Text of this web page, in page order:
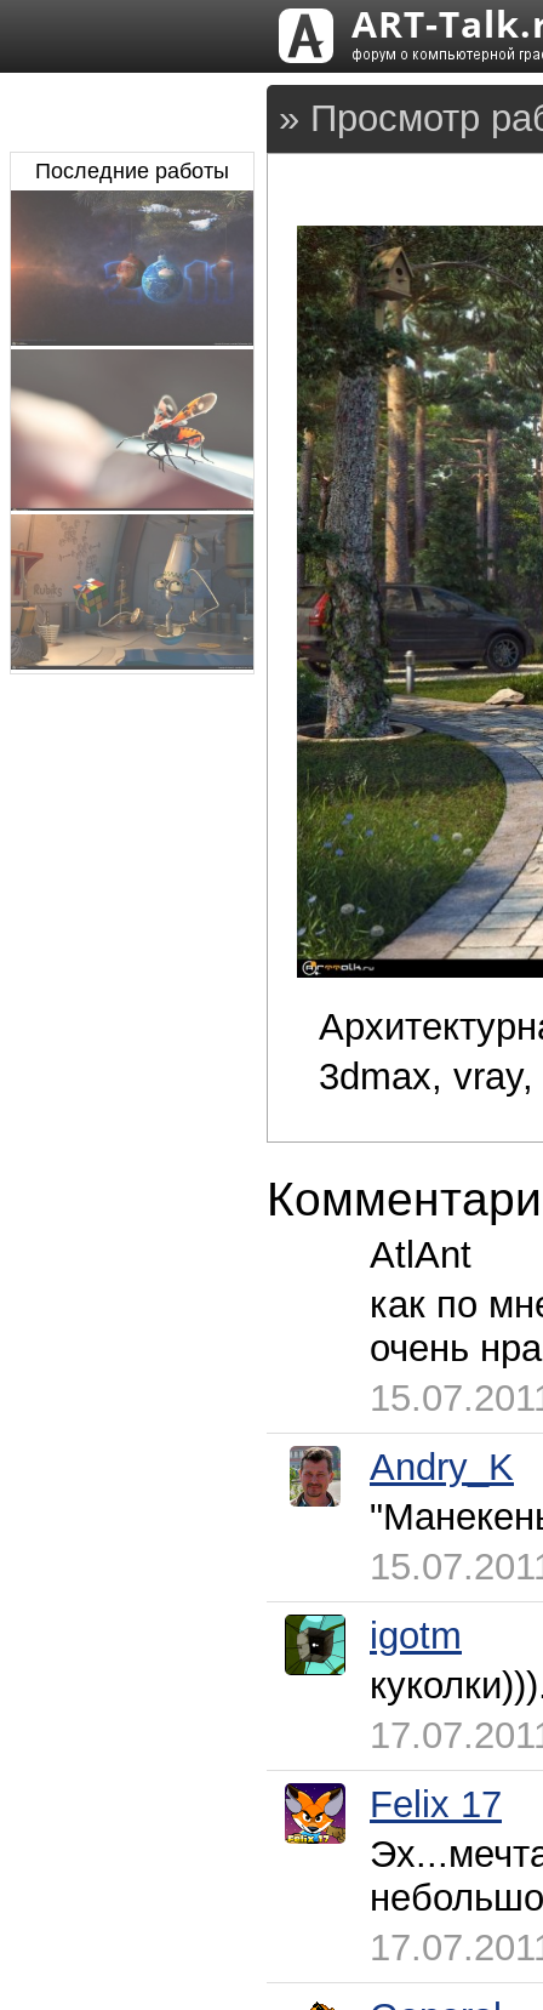
» Просмотр
3dmax,
AtlAnt
как по
очень
Andry_K
igotm
Felix 17
Последние работы